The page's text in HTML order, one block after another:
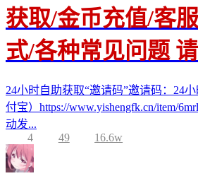
获取/金币充值/客
式/各种常见问题
24小时自助获取“邀请码”邀请码：24
付宝）https://www.yishengfk.cn/item/
动发...
4
49 16.6w